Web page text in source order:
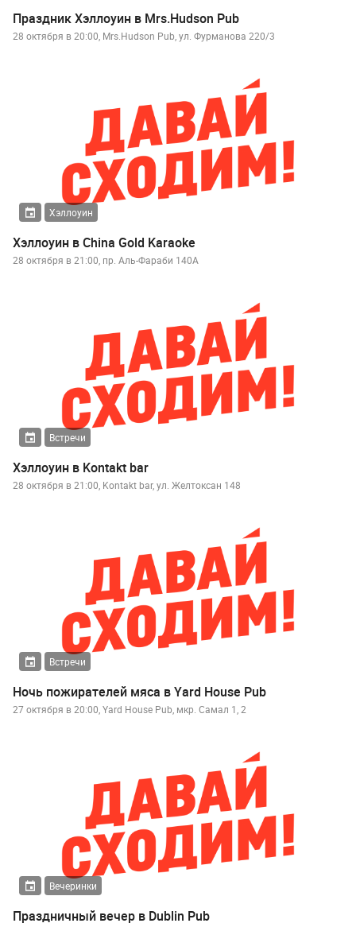
Праздник Хэллоуин в Mrs.Hudson Pub
28 октября в 20:00, Mrs.Hudson Pub, ул. Фурманова 220/3
Хэллоуин
Хэллоуин в China Gold Karaoke
28 октября в 21:00, пр. Аль-Фараби 140А
Встречи
Хэллоуин в Kontakt bar
28 октября в 21:00, Kontakt bar, ул. Желтоксан 148
Встречи
Ночь пожирателей мяса в Yard House Pub
27 октября в 20:00, Yard House Pub, мкр. Самал 1, 2
Вечеринки
Праздничный вечер в Dublin Pub